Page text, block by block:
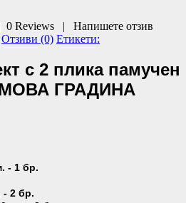
| 0 Reviews | Напишете отзив
Отзиви (0) Етикети:
с 2 плика памучен
ГРАДИНА
- 1 бр.
- 2 бр.